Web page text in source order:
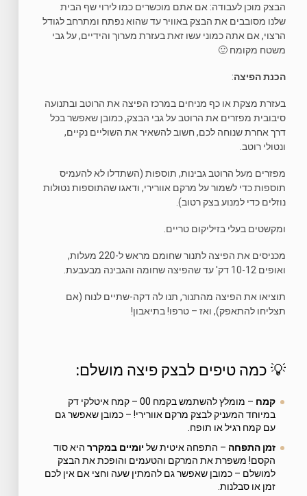
הבצק מוכן לעבודה: אם אתם מוכשרים כמו לירוי שף הבית
שלנו מסובבים את הבצק באוויר עד שהוא נפתח ומתרחב לגודל
הרצוי, אם אתה כמוני עשו זאת בעזרת מערוך והידיים, על גבי
משטח מקומח 🙂
הכנת הפיצה:
בעזרת מצקת או כף מניחים במרכז הפיצה את הרוטב ובתנועה
סיבובית מפזרים את הרוטב על גבי הבצק, כמובן שאפשר בכל
דרך אחרת שנוחה לכם, חשוב להשאיר את השוליים נקיים,
ונטולי רוטב.
מפזרים מעל הרוטב גבינות, תוספות (השתדלו לא להעמיס
תוספות כדי לשמור על מרקם אוורירי, ודאגו שהתוספות נטולות
נוזלים כדי למנוע בצק רטוב).
ומקשטים בעלי בזיליקום טריים.
מכניסים את הפיצה לתנור שחומם מראש ל-220 מעלות,
ואופים 10-12 דק' עד שהפיצה שחומה והגבינה מבעבעת.
תוציאו את הפיצה מהתנור, תנו לה דקה-שתיים לנוח (אם
תצליחו להתאפק), ואז – טרפו! בתיאבון!
💡 כמה טיפים לבצק פיצה מושלם:
קמח
– מומלץ להשתמש בקמח 00 – קמח איטלקי דק
במיוחד המעניק לבצק מרקם אוורירי! – כמובן שאפשר גם
עם קמח רגיל או תופח.
זמן התפחה – התפחה איטית של יומיים במקרר היא סוד
הקסם! משפרת את המרקם והטעמים והופכת את הבצק
למושלם – כמובן שאפשר גם להמתין שעה וחצי אם אין לכם
זמן או סבלנות.